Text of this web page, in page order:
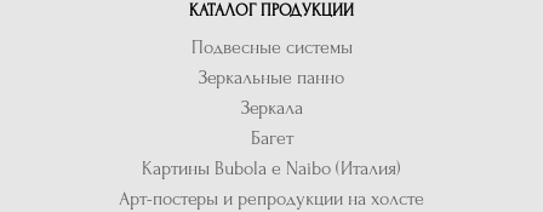
КАТАЛОГ ПРОДУКЦИИ
Подвесные системы
Зеркальные панно
Зеркала
Багет
Картины Bubola e Naibo (Италия)
Арт-постеры и репродукции на холсте